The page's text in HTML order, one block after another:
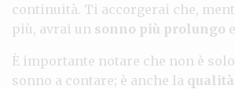
continuità. Ti accorgerai che,
più, avrai un sonno più prolungo
È importante notare che non è
sonno a contare; è anche la qualità